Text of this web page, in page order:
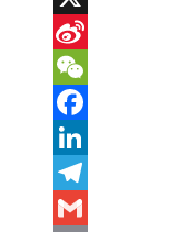
X
Sina
Weibo
WeChat
Facebook
LinkedIn
Telegram